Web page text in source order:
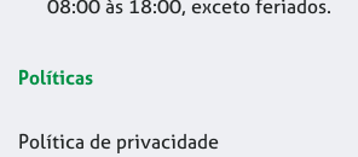
08:00 às 18:00, exceto feriados.
Políticas
Política de privacidade